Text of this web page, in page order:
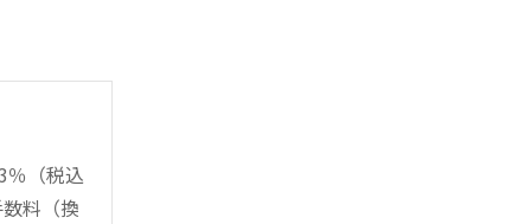
％（税込
料（換